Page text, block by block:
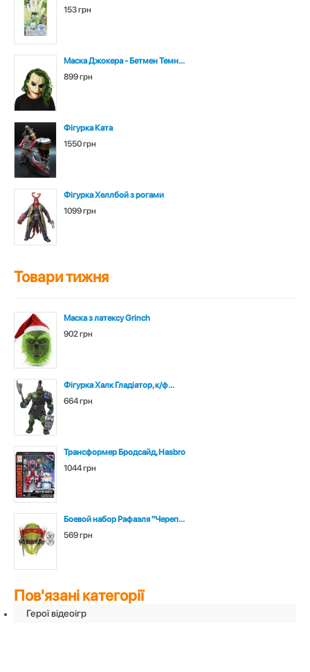
153 грн
Маска Джокера - Бетмен Темн...
899 грн
Фігурка Ката
1550 грн
Фігурка Хеллбой з рогами
1099 грн
Товари тижня
Маска з латексу Grinch
902 грн
Фігурка Халк Гладіатор, к/ф...
664 грн
Трансформер Бродсайд, Hasbro
1044 грн
Боевой набор Рафаэля "Череп...
569 грн
Пов'язані категорії
Герої відеоігр